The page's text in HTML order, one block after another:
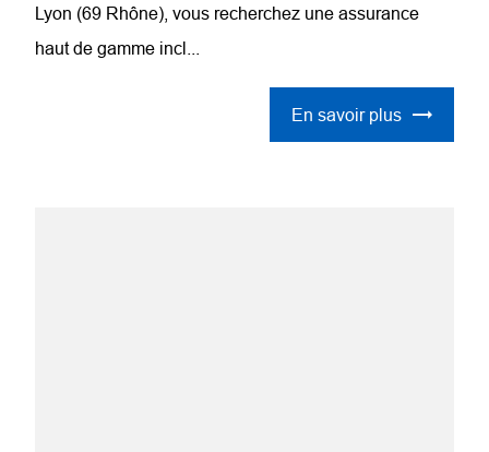
Lyon (69 Rhône), vous recherchez une assurance
haut de gamme incl...
En savoir plus